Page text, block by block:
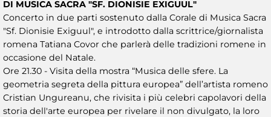
DI MUSICA SACRA "SF. DIONISIE EXIGUUL"
Concerto in due parti sostenuto dalla Corale di Musica Sacra
"Sf. Dionisie Exiguul", e introdotto dalla scrittrice/giornalista
romena Tatiana Covor che parlerà delle tradizioni romene in
occasione del Natale.
Ore 21.30 - Visita della mostra “Musica delle sfere. La
geometria segreta della pittura europea” dell’artista romeno
Cristian Ungureanu, che rivisita i più celebri capolavori della
storia dell'arte europea per rivelare il non divulgato, la loro